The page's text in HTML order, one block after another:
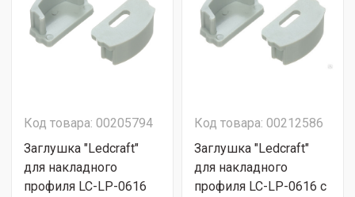
Код товара: 00205794
Заглушка "Ledcraft"
для накладного
профиля LC-LP-0616
Код товара: 00212586
Заглушка "Ledcraft"
для накладного
профиля LC-LP-0616 с